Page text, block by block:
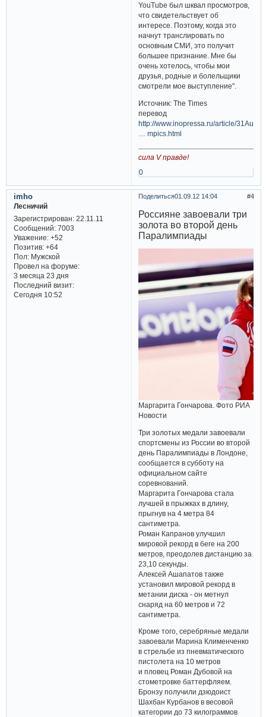
YouTube был шквал просмотров,
что свидетельствует об
интересе. Поэтому, когда это
начнут транслировать по
основным СМИ, это получит
большее признание. Мне бы
очень хотелось, чтобы мои
друзья, родные и болельщики
смотрели мое выступление".
Источник: The Times
перевод
http://www.inopressa.ru/article/31Aug20
… mpics.html
сила V правде!
0
Поделиться 4
01.09.12 14:04
imho
Лесничий
Зарегистрирован: 22.11.11
Сообщений:7003
Уважение: +52
Позитив: +64
Пол:Мужской
Провел на форуме:
3 месяца 23 дня
Последний визит:
Сегодня 10:52
Россияне завоевали три
золота во второй день
Паралимпиады
Маргарита Гончарова. Фото РИА
Новости
Три золотых медали завоевали
спортсмены из России во второй
день Паралимпиады в Лондоне,
сообщается в субботу на
официальном сайте
соревнований.
Маргарита Гончарова стала
лучшей в прыжках в длину,
прыгнув на 4 метра 84
сантиметра.
Роман Капранов улучшил
мировой рекорд в беге на 200
метров, преодолев дистанцию за
23,10 секунды.
Алексей Ашапатов также
установил мировой рекорд в
метании диска - он метнул
снаряд на 60 метров и 72
сантиметра.
Кроме того, серебряные медали
завоевали Марина Клименченко
в стрельбе из пневматического
пистолета на 10 метров
и пловец Роман Дубовой на
стометровке баттерфляем.
Бронзу получили дзюдоист
Шахбан Курбанов в весовой
категории до 73 килограммов